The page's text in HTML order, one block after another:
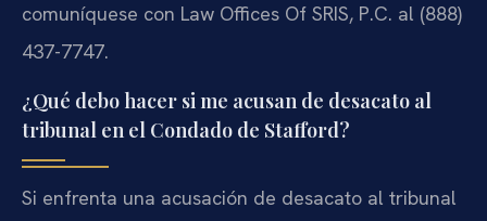
comuníquese con Law Offices Of SRIS, P.C. al (888)
437-7747.
¿Qué debo hacer si me acusan de desacato al
tribunal en el Condado de Stafford?
Si enfrenta una acusación de desacato al tribunal